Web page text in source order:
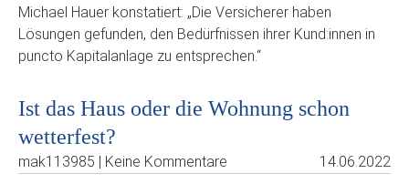
Michael Hauer konstatiert: „Die Versicherer haben
Lösungen gefunden, den Bedürfnissen ihrer Kund:innen in
puncto Kapitalanlage zu entsprechen.“
Ist das Haus oder die Wohnung schon
wetterfest?
mak113985 | Keine Kommentare 14.06.2022